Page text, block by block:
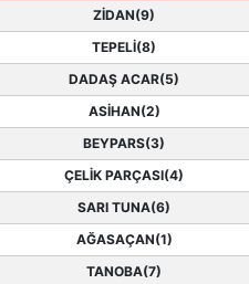
ZİDAN(9)
TEPELİ(8)
DADAŞ ACAR(5)
ASİHAN(2)
BEYPARS(3)
ÇELİK PARÇASI(4)
SARI TUNA(6)
AĞASAÇAN(1)
TANOBA(7)